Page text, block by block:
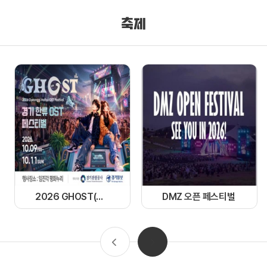
축제
2026 GHOST(경기 한류 OST) 페스티벌 DMZ 오픈 페스티벌